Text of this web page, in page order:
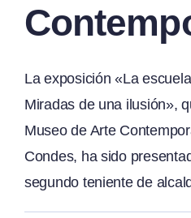
La exposición «La
Miradas de una ilusión»,
Museo de Arte
Condes, ha sido
segundo teniente de